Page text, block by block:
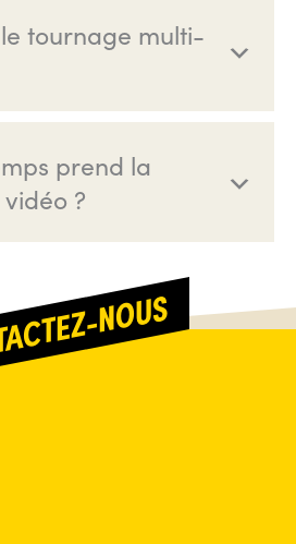
tournage multi-
prend la
?
NOUS